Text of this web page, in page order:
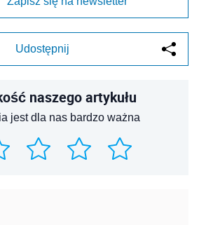
Udostępnij
naszego artykułu
jest dla nas bardzo ważna